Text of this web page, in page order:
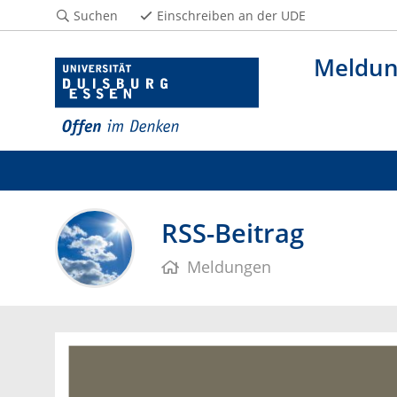
Suchen Einschreiben an der UDE
RSS-Beitrag
Meldungen